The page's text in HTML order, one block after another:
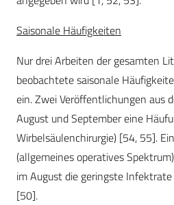
Saisonale Häufigkeiten
Nur drei Arbeiten der gesamten
beobachtete saisonale
ein. Zwei Veröffentlichungen aus
August und September eine
Wirbelsäulenchirurgie) [54, 55].
(allgemeines operatives
im August die geringste
[50].